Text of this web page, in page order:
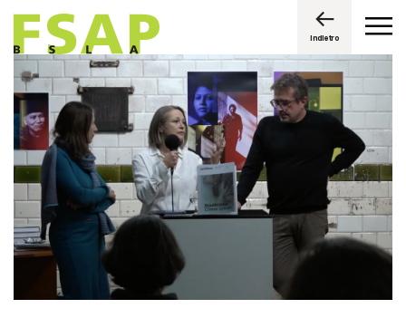
Indietro